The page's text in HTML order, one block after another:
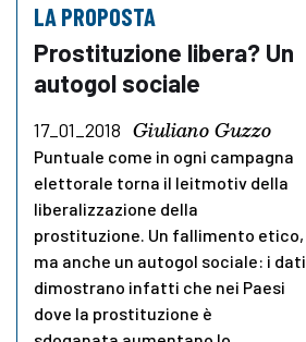
LA PROPOSTA
Prostituzione libera? Un
autogol sociale
17_01_2018 Giuliano Guzzo
Puntuale come in ogni campagna
elettorale torna il leitmotiv della
liberalizzazione della
prostituzione. Un fallimento etico,
ma anche un autogol sociale: i dati
dimostrano infatti che nei Paesi
dove la prostituzione è